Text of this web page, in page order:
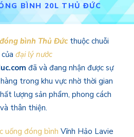
BÌNH 20L THỦ ĐỨC
bình Thủ Đức thuộc chuỗi
của đại lý nước
đã và đang nhận được sự
hàng trong khu vực nhờ thời gian
lượng sản phẩm, phong cách
thân thiện.
uống đóng bình Vĩnh Hảo Lavie